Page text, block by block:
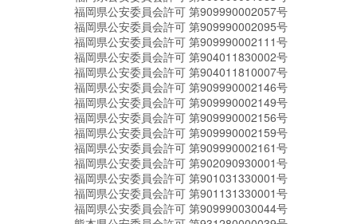
福岡県公安委員会許可 第909990002057号
福岡県公安委員会許可 第909990002095号
福岡県公安委員会許可 第909990002111号
福岡県公安委員会許可 第904011830002号
福岡県公安委員会許可 第904011810007号
福岡県公安委員会許可 第909990002146号
福岡県公安委員会許可 第909990002149号
福岡県公安委員会許可 第909990002156号
福岡県公安委員会許可 第909990002159号
福岡県公安委員会許可 第909990002161号
福岡県公安委員会許可 第902090930001号
福岡県公安委員会許可 第901031330001号
福岡県公安委員会許可 第901131330001号
福岡県公安委員会許可 第909990030044号